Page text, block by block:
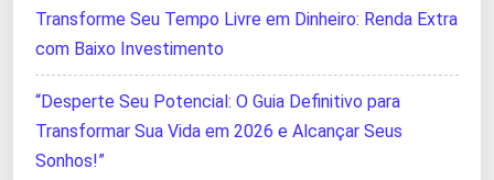
Transforme Seu Tempo Livre em Dinheiro: Renda Extra
com Baixo Investimento
“Desperte Seu Potencial: O Guia Definitivo para
Transformar Sua Vida em 2026 e Alcançar Seus
Sonhos!”